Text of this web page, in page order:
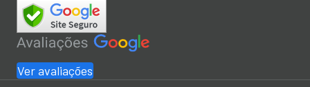
Ver avaliações